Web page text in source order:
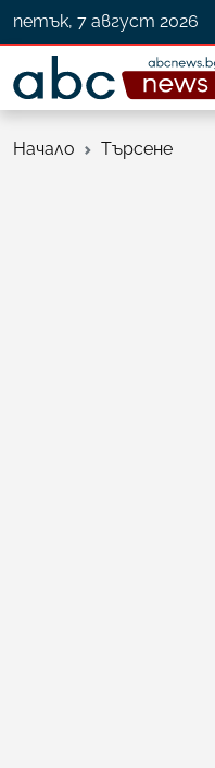
петък, 7 август 2026
Начало Търсене